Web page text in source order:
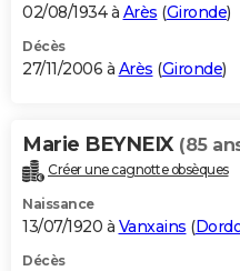
02/08/1934 à Arès (Gironde)
Décès
27/11/2006 à Arès (Gironde)
Marie BEYNEIX (85
Créer une cagnotte obsèques
Naissance
13/07/1920 à Vanxains (
Décès